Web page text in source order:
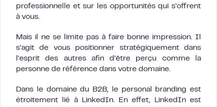
professionnelle et sur les opportunités qui s’offrent
à vous.
Mais il ne se limite pas à faire bonne impression. Il
s’agit de vous positionner stratégiquement dans
l’esprit des autres afin d’être perçu comme la
personne de référence dans votre domaine.
Dans le domaine du B2B, le personal branding est
étroitement lié à LinkedIn. En effet, LinkedIn est